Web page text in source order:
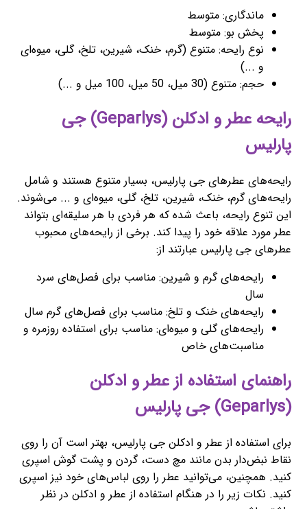
ماندگاری: متوسط
پخش بو: متوسط
نوع رایحه: متنوع (گرم، خنک، شیرین، تلخ، گلی، میوه‌ای
و ...)
حجم: متنوع (30 میل، 50 میل، 100 میل و ...)
رایحه عطر و ادکلن (Geparlys) جی
پارلیس
رایحه‌های عطرهای جی پارلیس، بسیار متنوع هستند و شامل
رایحه‌های گرم، خنک، شیرین، تلخ، گلی، میوه‌ای و ... می‌شوند.
این تنوع رایحه، باعث شده که هر فردی با هر سلیقه‌ای بتواند
عطر مورد علاقه خود را پیدا کند. برخی از رایحه‌های محبوب
عطرهای جی پارلیس عبارتند از:
رایحه‌های گرم و شیرین: مناسب برای فصل‌های سرد
سال
رایحه‌های خنک و تلخ: مناسب برای فصل‌های گرم سال
رایحه‌های گلی و میوه‌ای: مناسب برای استفاده روزمره و
مناسبت‌های خاص
راهنمای استفاده از عطر و ادکلن
(Geparlys) جی پارلیس
برای استفاده از عطر و ادکلن جی پارلیس، بهتر است آن را روی
نقاط نبض‌دار بدن مانند مچ دست، گردن و پشت گوش اسپری
کنید. همچنین، می‌توانید عطر را روی لباس‌های خود نیز اسپری
کنید. نکات زیر را در هنگام استفاده از عطر و ادکلن در نظر